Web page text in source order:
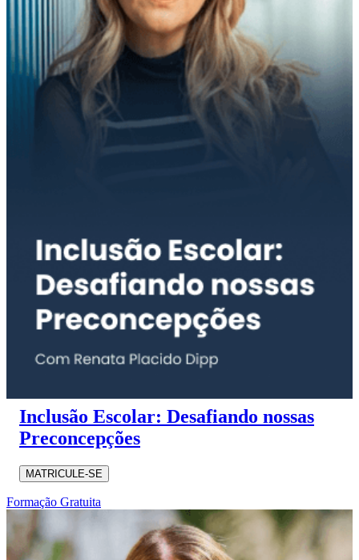
Inclusão Escolar: Desafiando nossas
Preconcepções
MATRICULE-SE
Formação Gratuita